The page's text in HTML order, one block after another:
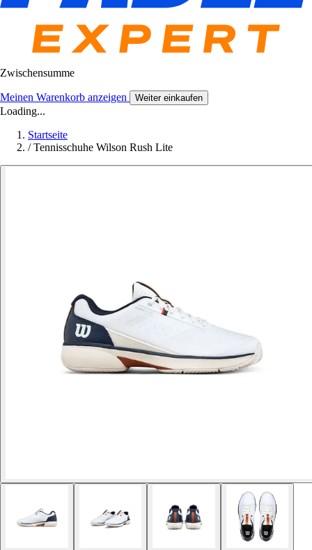
Zwischensumme
Meinen Warenkorb anzeigen Weiter einkaufen
Loading...
Startseite
/ Tennisschuhe Wilson Rush Lite